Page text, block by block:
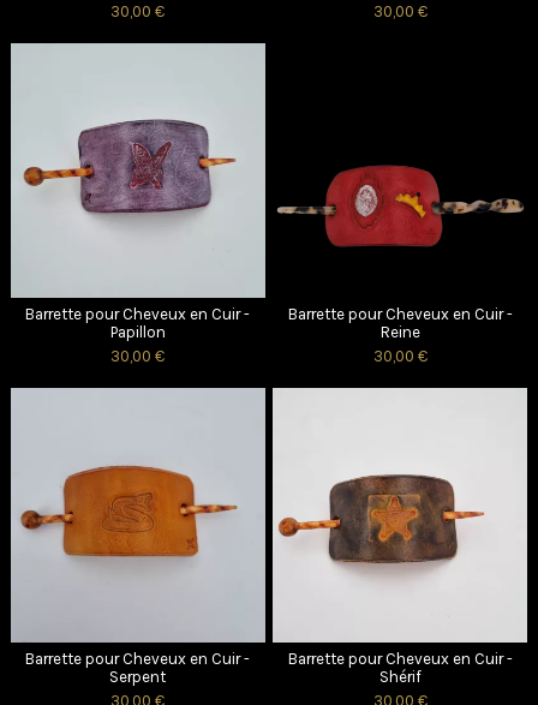
30,00 €
30,00 €
Barrette pour Cheveux en Cuir -
Papillon
30,00 €
Barrette pour Cheveux en Cuir -
Reine
30,00 €
Barrette pour Cheveux en Cuir -
Serpent
30,00 €
Barrette pour Cheveux en Cuir -
Shérif
30,00 €